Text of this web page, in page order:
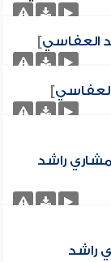
العفاسي]
]
مشاري راشد
راشد